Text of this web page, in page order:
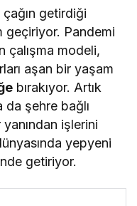
getirdiği
geçiriyor. Pandemi
çalışma modeli,
aşan bir yaşam
bırakıyor. Artık
da şehre bağlı
yanından işlerini
yepyeni
getiriyor.